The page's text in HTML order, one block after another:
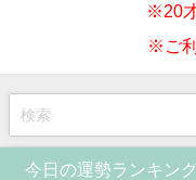
※20
※ご
今日の運勢ランキン